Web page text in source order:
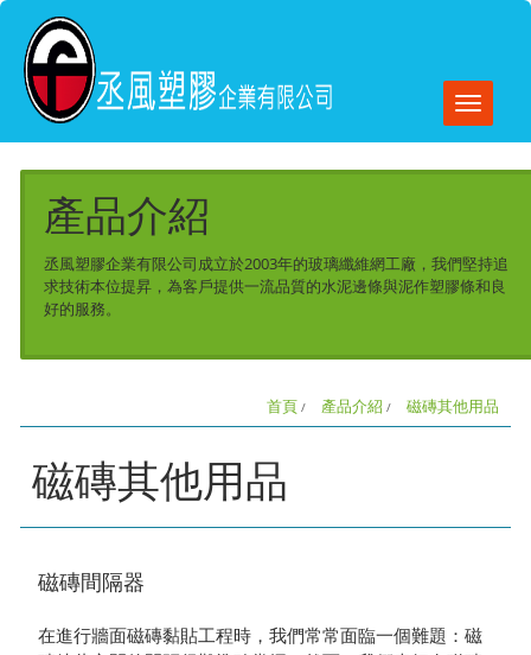
Toggle
產品介紹
丞風塑膠企業有限公司成立於2003年的玻璃纖維網工廠，我們堅持追
求技術本位提昇，為客戶提供一流品質的水泥邊條與泥作塑膠條和良
好的服務。
首頁 產品介紹 磁磚其他用品
磁磚其他用品
磁磚間隔器
在進行牆面磁磚黏貼工程時，我們常常面臨一個難題：磁